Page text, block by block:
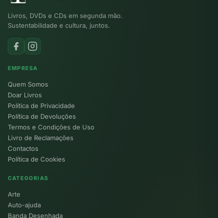
Livros, DVDs e CDs em segunda mão.
Sustentabilidade e cultura, juntos.
EMPRESA
Quem Somos
Doar Livros
Política de Privacidade
Política de Devoluções
Termos e Condições de Uso
Livro de Reclamações
Contactos
Política de Cookies
CATEGORIAS
Arte
Auto-ajuda
Banda Desenhada